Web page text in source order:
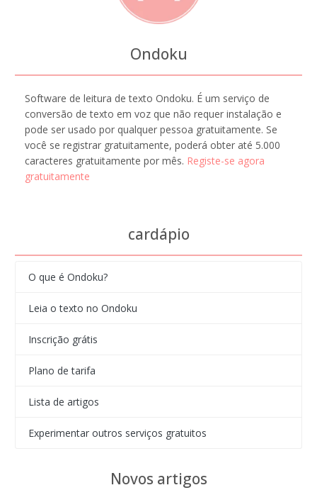
Ondoku
Software de leitura de texto Ondoku. É um serviço de
conversão de texto em voz que não requer instalação e
pode ser usado por qualquer pessoa gratuitamente. Se
você se registrar gratuitamente, poderá obter até 5.000
caracteres gratuitamente por mês. Registe-se agora
gratuitamente
cardápio
O que é Ondoku?
Leia o texto no Ondoku
Inscrição grátis
Plano de tarifa
Lista de artigos
Experimentar outros serviços gratuitos
Novos artigos